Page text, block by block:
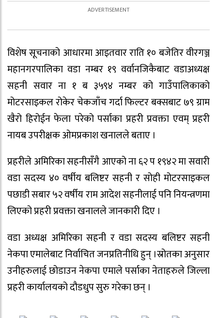
विशेष सूचनाको आधारमा आइतवार राति १० बजेतिर वीरगञ्ज
महानगरपालिका वडा नम्बर १९ वर्वानजिकैबाट वडाअध्यक्ष
सहनी सवार ना १ ब ३५९४ नम्बर को गाउँपालिकाको
मोटरसाइकल रोकेर चेकजाँच गर्दा फिल्टर बक्सबाट ७९ ग्राम
खैरो हिरोईन फेला परेको पर्साका प्रहरी प्रवक्ता एवम् प्रहरी
नायब उपरीक्षक ओमप्रकाश खनालले बताए ।
प्रहरीले अमिरिका सहनीसँगै आएको ना ६२ प १९४२ मा सवारी
वडा सदस्य ४० वर्षीय बलिष्टर सहनी र सोही मोटरसाइकल
पछाडी सबार ५२ वर्षीय राम आदेश सहनीलाई पनि नियन्त्रणमा
लिएको प्रहरी प्रवक्ता खनालले जानकारी दिए ।
वडा अध्यक्ष अमिरिका सहनी र वडा सदस्य बलिष्टर सहनी
नेकपा एमालेबाट निर्वाचित जनप्रतिनीधि हुन् ।स्रोतका अनुसार
उनीहरुलाई छोडाउन नेकपा एमाले पर्साका नेताहरुले जिल्ला
प्रहरी कार्यालयको दौडधुप सुरु गरेका छन् ।